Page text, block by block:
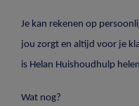
Je kan rekenen op
jou zorgt en altijd voor je
is Helan Huishoudhulp
Wat nog?